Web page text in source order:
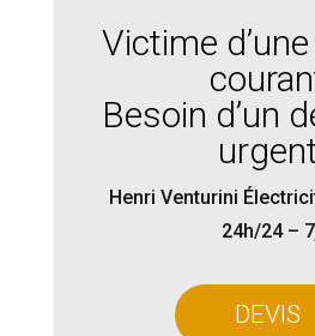
Victime
Besoin d’un
Henri Venturini
24h/24 –
DEVIS